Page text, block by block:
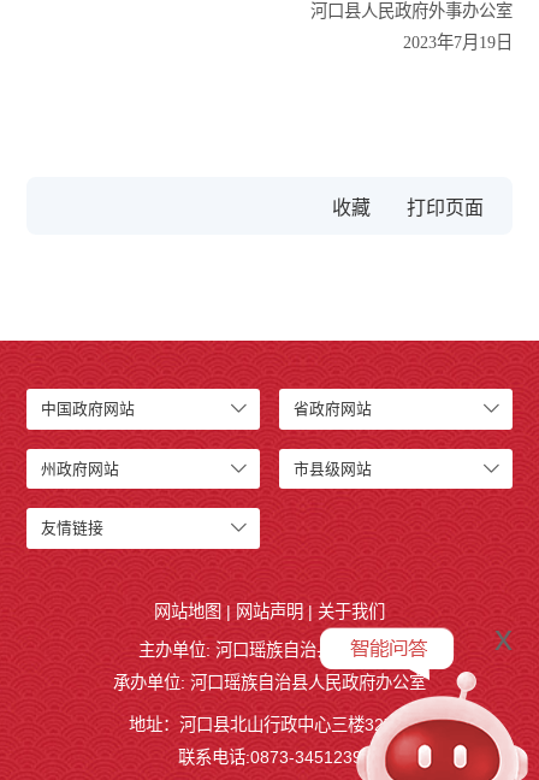
河口县人民政府外事办公室
2023年7月19日
收藏
中国政府网站 省政府网站
州政府网站 市县级网站
友情链接
网站地图 | 网站声明 | 关于我们
主办单位: 河口瑶族自治县人民政府
承办单位: 河口瑶族自治县人民政府办公室
地址：河口县北山行政中心三楼327室
联系电话:0873-3451239
x